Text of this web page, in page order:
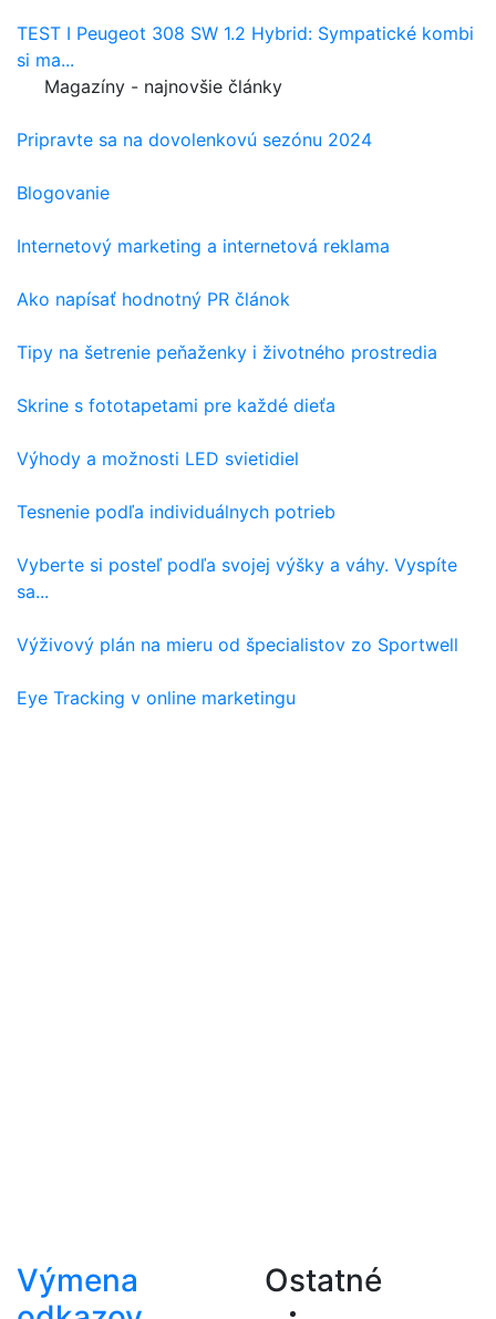
TEST I Peugeot 308 SW 1.2 Hybrid: Sympatické kombi
si ma...
Magazíny - najnovšie články
Pripravte sa na dovolenkovú sezónu 2024
Blogovanie
Internetový marketing a internetová reklama
Ako napísať hodnotný PR článok
Tipy na šetrenie peňaženky i životného prostredia
Skrine s fototapetami pre každé dieťa
Výhody a možnosti LED svietidiel
Tesnenie podľa individuálnych potrieb
Vyberte si posteľ podľa svojej výšky a váhy. Vyspíte
sa...
Výživový plán na mieru od špecialistov zo Sportwell
Eye Tracking v online marketingu
Výmena
Ostatné